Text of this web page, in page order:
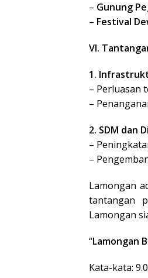
– Gunung
– Festival
VI.
1.
– Perluasan
–
2. SDM dan
–
–
Lamongan
tantangan
Lamongan
“Lamongan
Kata-kata: